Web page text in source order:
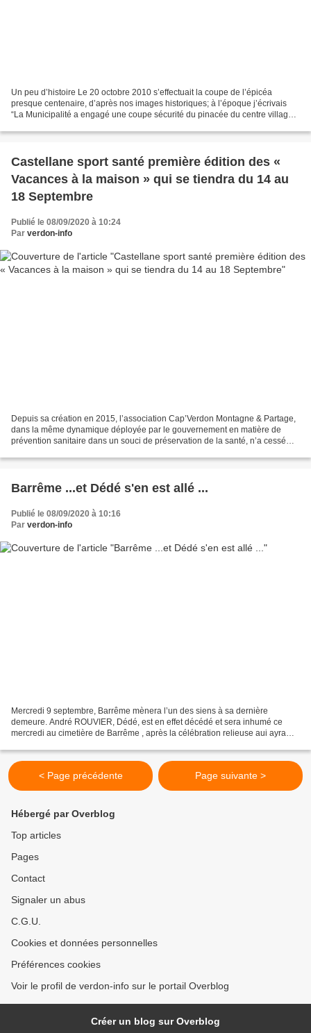
Un peu d’histoire Le 20 octobre 2010 s’effectuait la coupe de l’épicéa
presque centenaire, d’après nos images historiques; à l’époque j’écrivais
“La Municipalité a engagé une coupe sécurité du pinacée du centre village.
Castellane sport santé première édition des «
Vacances à la maison » qui se tiendra du 14 au
18 Septembre
Publié le 08/09/2020 à 10:24
Par verdon-info
Depuis sa création en 2015, l’association Cap’Verdon Montagne & Partage,
dans la même dynamique déployée par le gouvernement en matière de
prévention sanitaire dans un souci de préservation de la santé, n’a cessé
Barrême ...et Dédé s'en est allé ...
Publié le 08/09/2020 à 10:16
Par verdon-info
Mercredi 9 septembre, Barrême mènera l’un des siens à sa dernière
demeure. André ROUVIER, Dédé, est en effet décédé et sera inhumé ce
mercredi au cimetière de Barrême , après la célébration relieuse aui ayra
< Page précédente Page suivante >
Hébergé par Overblog
Top articles
Pages
Contact
Signaler un abus
C.G.U.
Cookies et données personnelles
Préférences cookies
Voir le profil de verdon-info sur le portail Overblog
Créer un blog sur Overblog